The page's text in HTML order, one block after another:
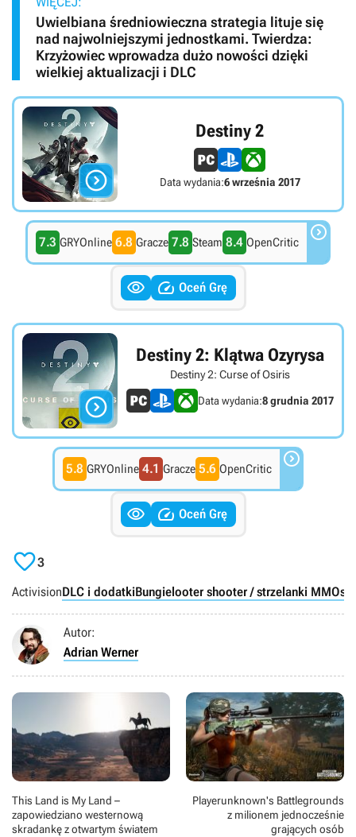
Uwielbiana średniowieczna strategia lituje się
nad najwolniejszymi jednostkami. Twierdza:
Krzyżowiec wprowadza dużo nowości dzięki
wielkiej aktualizacji i DLC

Destiny 2
Data wydania:6 września 2017
7.3 GRYOnline 6.8 Gracze 7.8 Steam 8.4 OpenCritic 
  Oceń Grę

Destiny 2: Klątwa Ozyrysa
Destiny 2: Curse of Osiris
Data wydania:8 grudnia 2017
5.8 GRYOnline 4.1 Gracze 5.6 OpenCritic 
  Oceń Grę
3
ActivisionDLC i dodatkiBungielooter shooter / strzelanki MMO
Autor:
Adrian Werner
This Land is My Land –
zapowiedziano westernową
skradankę z otwartym światem
Playerunknown's Battlegrounds
z milionem jednocześnie
grających osób